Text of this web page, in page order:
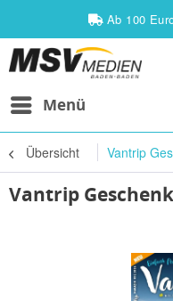
Ab 100
Menü
Übersicht Vantrip
Vantrip